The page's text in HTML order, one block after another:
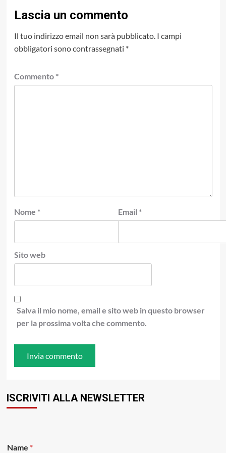
Lascia un commento
Il tuo indirizzo email non sarà pubblicato. I campi
obbligatori sono contrassegnati *
Commento *
Nome * Email *
Sito web
Salva il mio nome, email e sito web in questo browser
per la prossima volta che commento.
ISCRIVITI ALLA NEWSLETTER
Name *